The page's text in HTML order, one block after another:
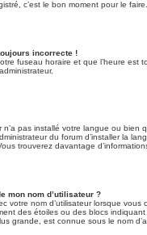
c’est le bon moment pour le faire.
incorrecte !
fuseau horaire et que l’heure est
pas installé votre langue ou bien
du forum d’installer la
trouverez davantage
mon nom d’utilisateur ?
votre nom d’utilisateur lorsque vous
des étoiles ou des blocs
grande, est connue sous le nom